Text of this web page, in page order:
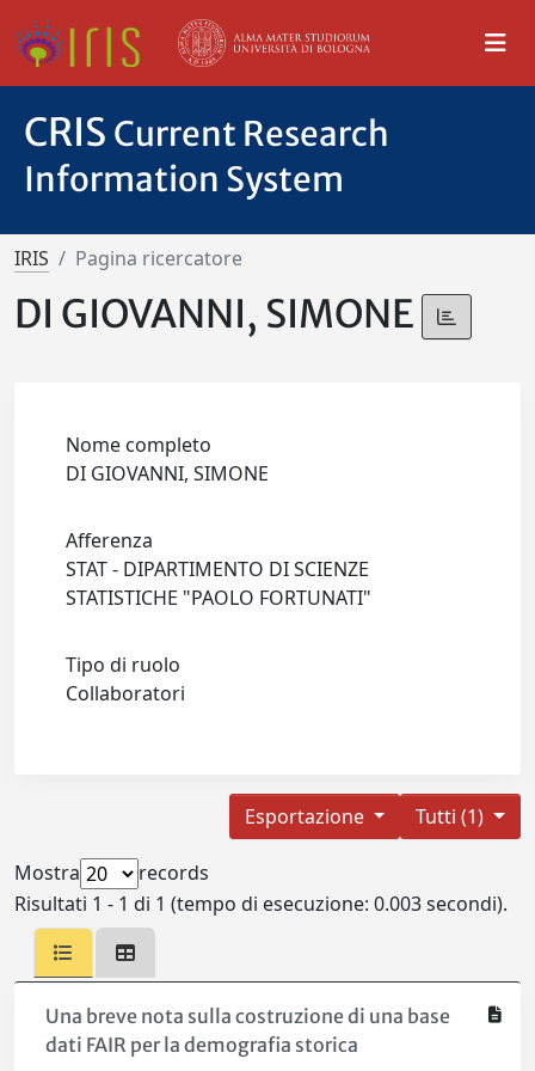
CRIS Current Research
Information System
IRIS Pagina ricercatore
DI GIOVANNI, SIMONE
Nome completo
DI GIOVANNI, SIMONE
Afferenza
STAT - DIPARTIMENTO DI SCIENZE
STATISTICHE "PAOLO FORTUNATI"
Tipo di ruolo
Collaboratori
Tutti (1)
Esportazione
Mostra
records
Risultati 1 - 1 di 1 (tempo di esecuzione: 0.003 secondi).
Una breve nota sulla costruzione di una base
dati FAIR per la demografia storica